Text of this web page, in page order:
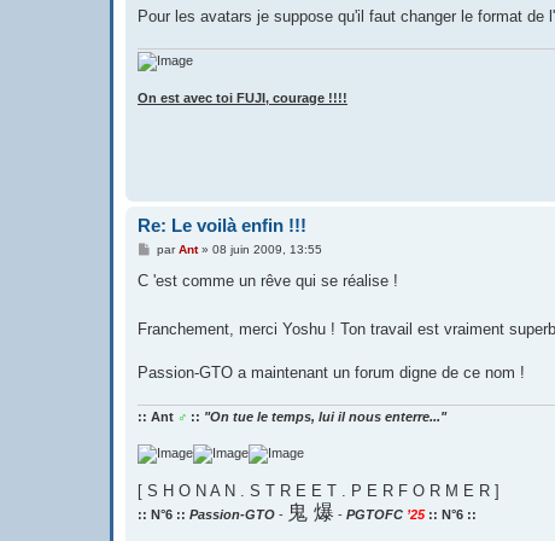
g
Pour les avatars je suppose qu'il faut changer le format
On est avec toi FUJI, courage !!!!
Re: Le voilà enfin !!!
M
s
e
parAnt» 08 juin 2009, 13:55
C 'est comme un rêve qui se réalise !
Franchement, merci Yoshu ! Ton travail est vraiment
Passion-GTO a maintenant un forum digne de ce nom !
:: Ant ♂ :: "On tue le temps, lui il nous enterre..."
[ S H O N A N . S T R E E T . P E R F O R M E R ]
:: N°6 :: Passion-GTO - 鬼 爆 - PGTOFC ’25 :: N°6 ::